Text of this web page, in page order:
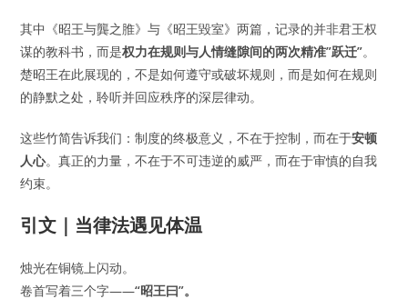
其中《昭王与龔之脽》与《昭王毀室》两篇，记录的并非君王权
谋的教科书，而是权力在规则与人情缝隙间的两次精准”跃迁”。
楚昭王在此展现的，不是如何遵守或破坏规则，而是如何在规则
的静默之处，聆听并回应秩序的深层律动。
这些竹简告诉我们：制度的终极意义，不在于控制，而在于安顿
人心。真正的力量，不在于不可违逆的威严，而在于审慎的自我
约束。
引文｜当律法遇见体温
烛光在铜镜上闪动。
卷首写着三个字——“昭王曰”。